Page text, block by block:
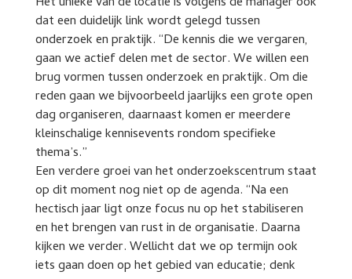
dat een duidelijk link wordt gelegd tussen
onderzoek en praktijk. “De kennis die we vergaren,
gaan we actief delen met de sector. We willen een
brug vormen tussen onderzoek en praktijk. Om die
reden gaan we bijvoorbeeld jaarlijks een grote open
dag organiseren, daarnaast komen er meerdere
kleinschalige kennisevents rondom specifieke
thema’s.”
Een verdere groei van het onderzoekscentrum staat
op dit moment nog niet op de agenda. “Na een
hectisch jaar ligt onze focus nu op het stabiliseren
en het brengen van rust in de organisatie. Daarna
kijken we verder. Wellicht dat we op termijn ook
iets gaan doen op het gebied van educatie; denk